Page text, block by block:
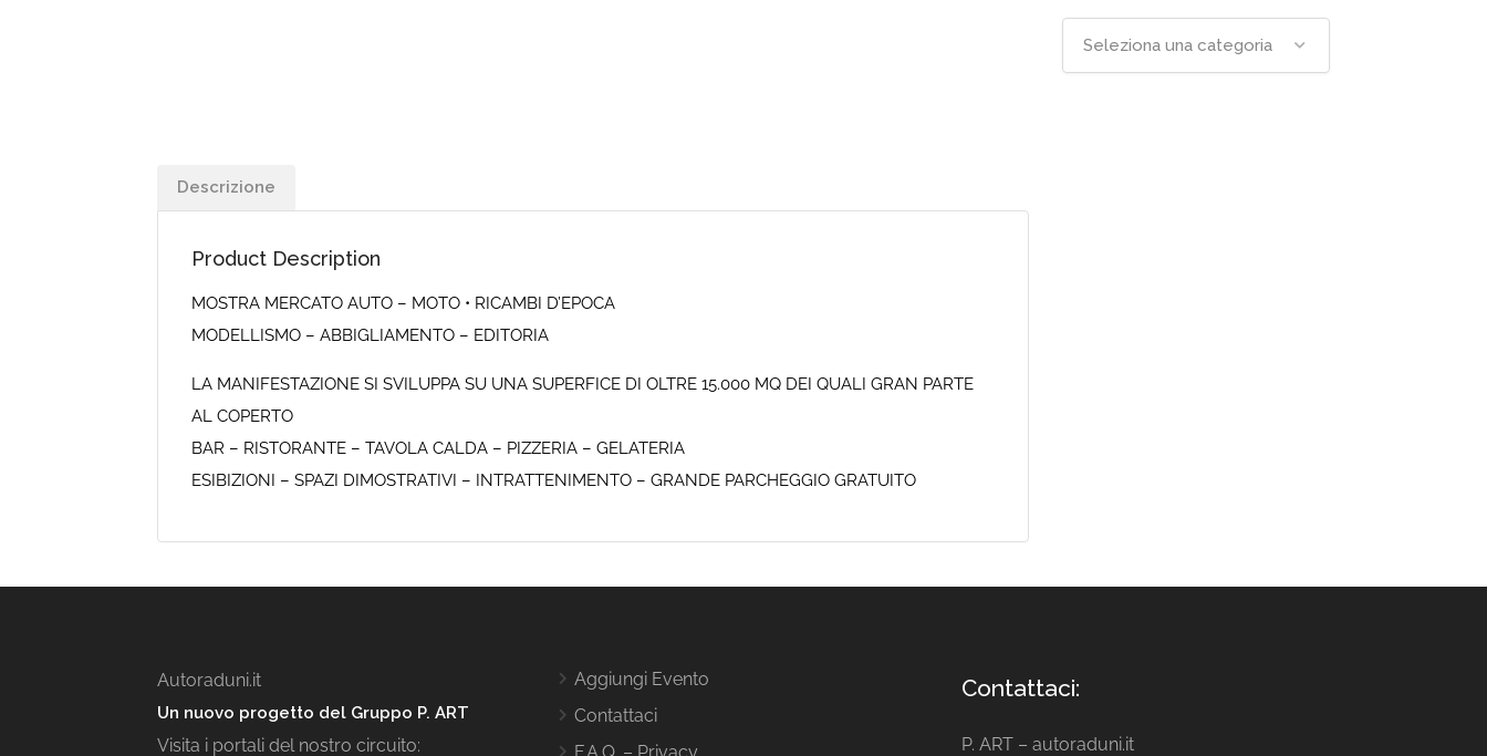
Descrizione
Product Description
MOSTRA MERCATO AUTO – MOTO • RICAMBI D’EPOCA
MODELLISMO – ABBIGLIAMENTO – EDITORIA
LA MANIFESTAZIONE SI SVILUPPA SU UNA SUPERFICE DI OLTRE 15.000 MQ DEI QUALI GRAN PARTE
AL COPERTO
BAR – RISTORANTE – TAVOLA CALDA – PIZZERIA – GELATERIA
ESIBIZIONI – SPAZI DIMOSTRATIVI – INTRATTENIMENTO – GRANDE PARCHEGGIO GRATUITO
Seleziona una categoria
Autoraduni.it
Un nuovo progetto del Gruppo P. ART
Visita i portali del nostro circuito:
Aggiungi Evento
Contattaci
Contattaci:
P. ART – autoraduni.it